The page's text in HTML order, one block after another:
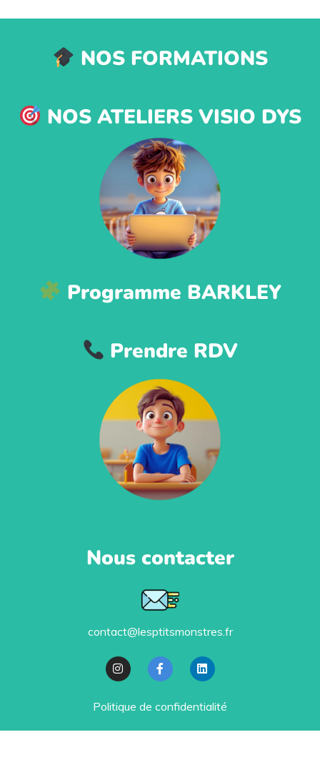
NOS FORMATIONS
NOS ATELIERS VISIO DYS
Programme BARKLEY
Prendre RDV
Nous contacter
contact@lesptitsmonstres.fr
Politique de confidentialité